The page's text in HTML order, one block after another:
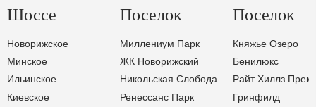
Шоссе
Новорижское
Минское
Ильинское
Киевское
Поселок
Миллениум Парк
ЖК Новорижский
Никольская Слобода
Ренессанс Парк
Поселок
Княжье Озеро
Бенилюкс
Райт Хиллз
Гринфилд